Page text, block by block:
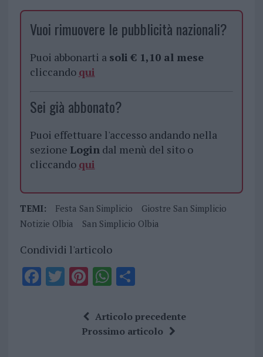
Vuoi rimuovere le pubblicità nazionali?
Puoi abbonarti a soli € 1,10 al mese
cliccando qui
Sei già abbonato?
Puoi effettuare l'accesso andando nella
sezione Logindal menù del sito o
cliccando qui
TEMI: Festa San Simplicio
Giostre San Simplicio
Notizie Olbia
San Simplicio Olbia
Condividi l'articolo
F T Pi
te
re
W
at
s
S
a
re
Articolo precedente
Prossimo articolo